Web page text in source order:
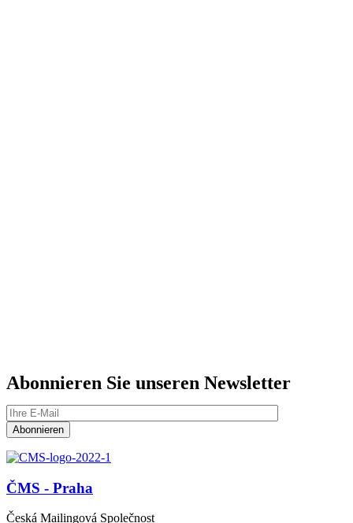
Abonnieren Sie unseren Newsletter
ČMS - Praha
Česká Mailingová Společnost